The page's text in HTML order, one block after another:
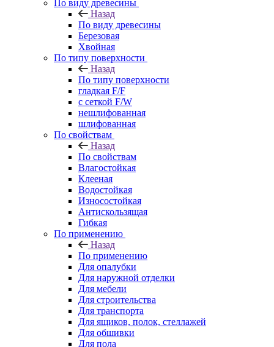
По виду древесины
Назад
По виду древесины
Березовая
Хвойная
По типу поверхности
Назад
По типу поверхности
гладкая F/F
с сеткой F/W
нешлифованная
шлифованная
По свойствам
Назад
По свойствам
Влагостойкая
Клееная
Водостойкая
Износостойкая
Антискользящая
Гибкая
По применению
Назад
По применению
Для опалубки
Для наружной отделки
Для мебели
Для строительства
Для транспорта
Для ящиков, полок, стеллажей
Для обшивки
Для пола